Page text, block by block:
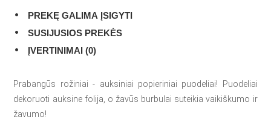
PREKĘ GALIMA ĮSIGYTI
SUSIJUSIOS PREKĖS
ĮVERTINIMAI (0)
Prabangūs rožiniai - auksiniai popieriniai puodeliai! Puodeliai
dekoruoti auksine folija, o žavūs burbulai suteikia vaikiškumo ir
žavumo!